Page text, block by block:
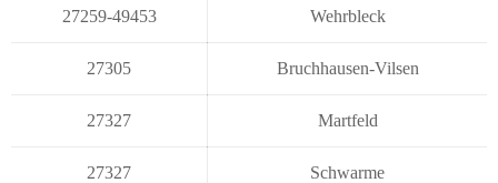
27259-49453 Wehrbleck
27305 Bruchhausen-Vilsen
27327 Martfeld
27327 Schwarme